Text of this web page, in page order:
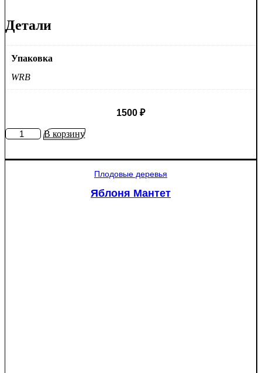
Детали
Упаковка
WRB
1500 ₽
КоличествоВ корзину
Плодовые деревья
Яблоня Мантет